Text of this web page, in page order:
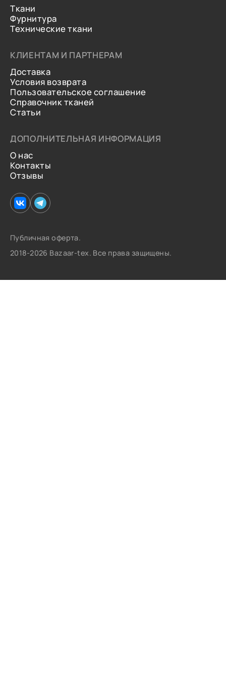
Ткани
Фурнитура
Технические ткани
КЛИЕНТАМ И ПАРТНЕРАМ
Доставка
Условия возврата
Пользовательское соглашение
Справочник тканей
Статьи
ДОПОЛНИТЕЛЬНАЯ ИНФОРМАЦИЯ
О нас
Контакты
Отзывы
Публичная оферта.
2018-2026 Bazaar-tex. Все права защищены.